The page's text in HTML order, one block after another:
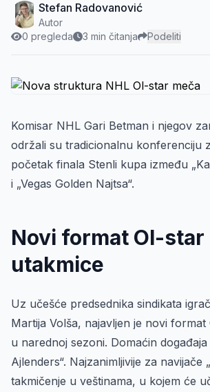
Stefan Radovanović
Autor
0 pregleda
3 min čitanja Podeliti
Komisar NHL Gari Betman i njegov
održali su tradicionalnu konferenciju
početak finala Stenli kupa između
i „Vegas Golden Najtsa“.
Novi format Ol-star
utakmice
Uz učešće predsednika sindikata
Martija Volša, najavljen je novi
u narednoj sezoni. Domaćin
Ajlenders“. Najzanimljivije za navijače
takmičenje u veštinama, u kojem će